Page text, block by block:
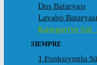
Duş Bataryası
Lavabo
Kategoriye Git
SIEMPRE
1 Fonksiyonlu